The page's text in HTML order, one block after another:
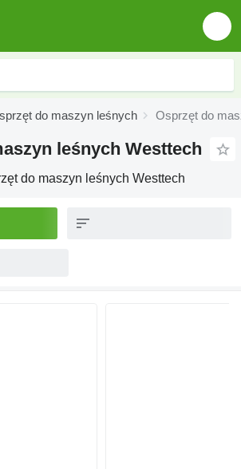
do maszyn leśnych Osprzęt do
leśnych Westtech
do maszyn leśnych Westtech